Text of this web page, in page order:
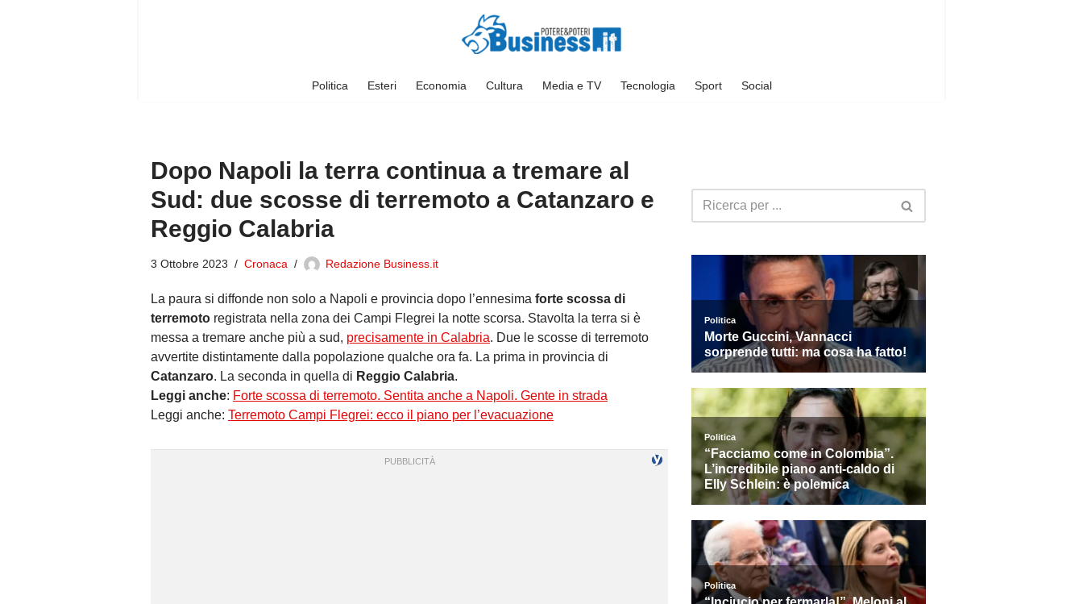
Politica Esteri Economia Cultura Media e TV Tecnologia Sport Social
Dopo Napoli la terra continua a tremare al
Sud: due scosse di terremoto a Catanzaro e
Reggio Calabria
3 Ottobre 2023 Cronaca Redazione Business.it
La paura si diffonde non solo a Napoli e provincia dopo l’ennesima forte scossa di
terremoto registrata nella zona dei Campi Flegrei la notte scorsa. Stavolta la terra si è
messa a tremare anche più a sud, precisamente in Calabria. Due le scosse di terremoto
avvertite distintamente dalla popolazione qualche ora fa. La prima in provincia di
Catanzaro. La seconda in quella di Reggio Calabria.
Leggi anche: Forte scossa di terremoto. Sentita anche a Napoli. Gente in strada
Leggi anche: Terremoto Campi Flegrei: ecco il piano per l’evacuazione